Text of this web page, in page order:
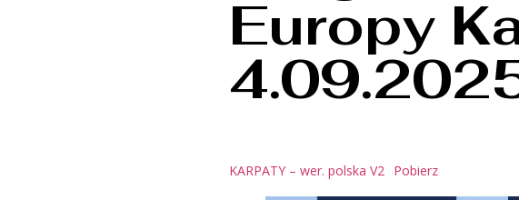
Europy
KARPATY – wer. polska V2 Pobierz